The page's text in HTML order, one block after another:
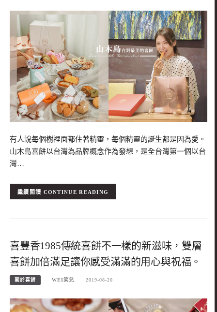
有人說每個樹裡面都住著精靈，每個精靈的誕生都是因為愛。
山木島喜餅以台灣為品牌概念作為發想，是全台灣第一個以台
灣…
CONTINUE READING
喜豐香1985傳統喜餅不一樣的新滋味，雙層
喜餅加倍滿足讓你感受滿滿的用心與祝福。
關於喜餅 WEI笑兒 2019-08-20